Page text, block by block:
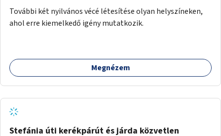
További két nyilvános vécé létesítése olyan helyszíneken,
ahol erre kiemelkedő igény mutatkozik.
Megnézem
Stefánia úti kerékpárút és járda közvetlen